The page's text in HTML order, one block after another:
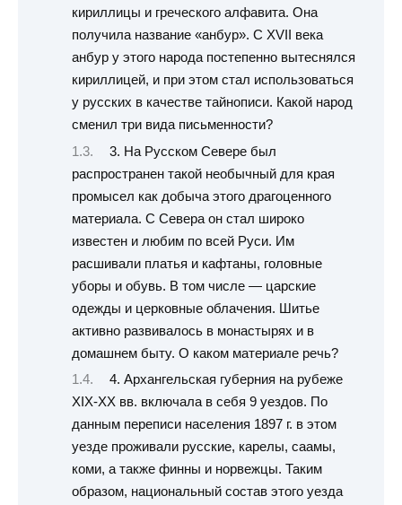
кириллицы и греческого алфавита. Она
получила название «анбур». С XVII века
анбур у этого народа постепенно вытеснялся
кириллицей, и при этом стал использоваться
у русских в качестве тайнописи. Какой народ
сменил три вида письменности?
3. На Русском Севере был
распространен такой необычный для края
промысел как добыча этого драгоценного
материала. С Севера он стал широко
известен и любим по всей Руси. Им
расшивали платья и кафтаны, головные
уборы и обувь. В том числе — царские
одежды и церковные облачения. Шитье
активно развивалось в монастырях и в
домашнем быту. О каком материале речь?
4. Архангельская губерния на рубеже
XIX-XX вв. включала в себя 9 уездов. По
данным переписи населения 1897 г. в этом
уезде проживали русские, карелы, саамы,
коми, а также финны и норвежцы. Таким
образом, национальный состав этого уезда